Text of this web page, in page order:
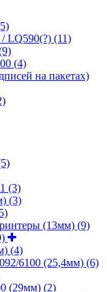
LQ590(?) (11)
(4)
на пакетах)
(3)
(3)
(13мм) (9)
(4)
6100 (25,4мм) (6)
(29мм) (2)